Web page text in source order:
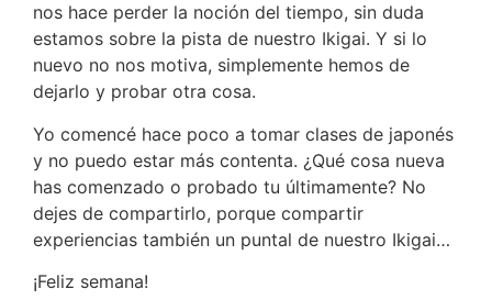
nos hace perder la noción del tiempo, sin duda
estamos sobre la pista de nuestro Ikigai. Y si lo
nuevo no nos motiva, simplemente hemos de
dejarlo y probar otra cosa.
Yo comencé hace poco a tomar clases de japonés
y no puedo estar más contenta. ¿Qué cosa nueva
has comenzado o probado tu últimamente? No
dejes de compartirlo, porque compartir
experiencias también un puntal de nuestro Ikigai…
¡Feliz semana!